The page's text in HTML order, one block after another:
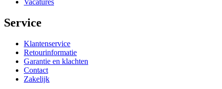
Service
Klantenservice
Retourinformatie
Garantie en klachten
Contact
Zakelijk